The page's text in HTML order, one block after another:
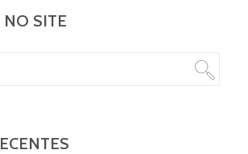
NO SITE